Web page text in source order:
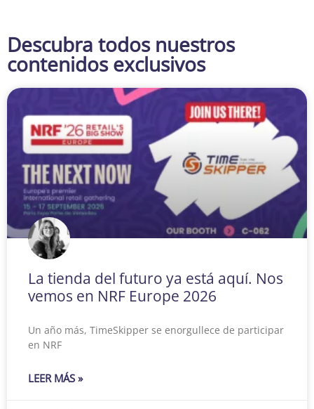
Descubra todos nuestros
contenidos exclusivos
La tienda del futuro ya está aquí. Nos
vemos en NRF Europe 2026
Un año más, TimeSkipper se enorgullece de participar
en NRF
LEER MÁS »